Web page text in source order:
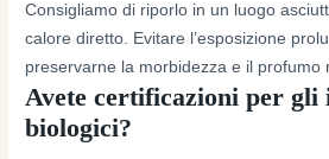
Consigliamo di riporlo in un luogo
calore diretto. Evitare l’esposizione
preservarne la morbidezza e il profumo
Avete certificazioni per gli
biologici?